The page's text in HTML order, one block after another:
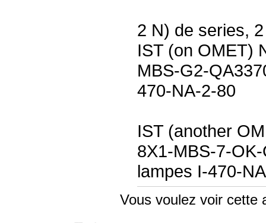
2 N) de series,
IST (on OMET)
MBS-G2-
470-NA-2-80
IST (another
8X1-MBS-7-
lampes I-470-
Vous voulez voir